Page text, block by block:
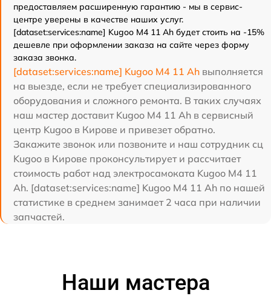
предоставляем расширенную гарантию - мы в сервис-
центре уверены в качестве наших услуг.
[dataset:services:name] Kugoo M4 11 Ah будет стоить на -15%
дешевле при оформлении заказа на сайте через форму
заказа звонка.
[dataset:services:name] Kugoo M4 11 Ah выполняется
на выезде, если не требует специализированного
оборудования и сложного ремонта. В таких случаях
наш мастер доставит Kugoo M4 11 Ah в сервисный
центр Kugoo в Кирове и привезет обратно.
Закажите звонок или позвоните и наш сотрудник сц
Kugoo в Кирове проконсультирует и рассчитает
стоимость работ над электросамоката Kugoo M4 11
Ah. [dataset:services:name] Kugoo M4 11 Ah по нашей
статистике в среднем занимает 2 часа при наличии
запчастей.
Наши мастера